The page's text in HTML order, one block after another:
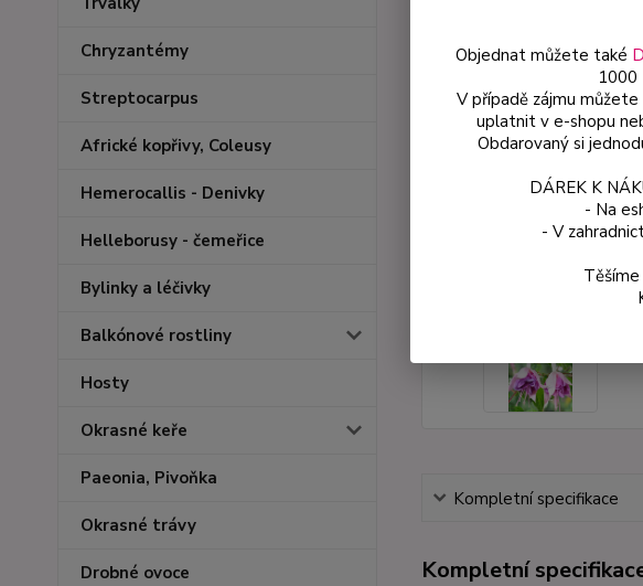
Chryzantémy
Streptocarpus
Africké kopřivy, Coleusy
Hemerocallis - Denivky
Helleborusy - čemeřice
Bylinky a léčivky
Balkónové rostliny
Hosty
Okrasné keře
Paeonia, Pivoňka
Okrasné trávy
Drobné ovoce
Kompletní specifikace
Kompletní
Objednat můžete také
1000
V případě zájmu
uplatnit v e-shopu
Obdarovaný si
DÁREK K
- Na
- V
Těšíme